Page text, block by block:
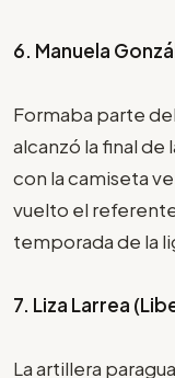
6. Manuela
Formaba parte
alcanzó la final
con la camiseta
vuelto el
temporada de la
7. Liza Larrea
La artillera